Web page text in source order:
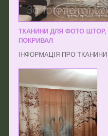
ТКАНИНИ ДЛЯ ФОТО
ПОКРИВАЛ
ІНФОРМАЦІЯ ПРО ТКАНИНИ